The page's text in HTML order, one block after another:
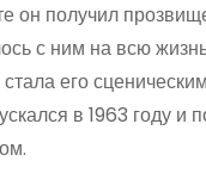
он получил
с ним на всю
его
в 1963 году и